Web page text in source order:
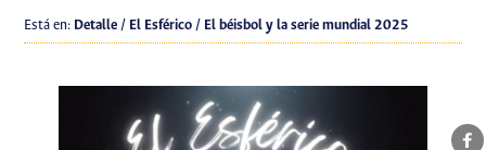
Está en: Detalle / El Esférico / El béisbol y la serie mundial 2025